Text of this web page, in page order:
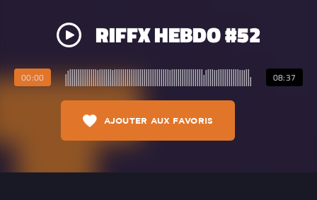
RIFFX HEBDO #52
00:00 08:37
AJOUTER AUX FAVORIS